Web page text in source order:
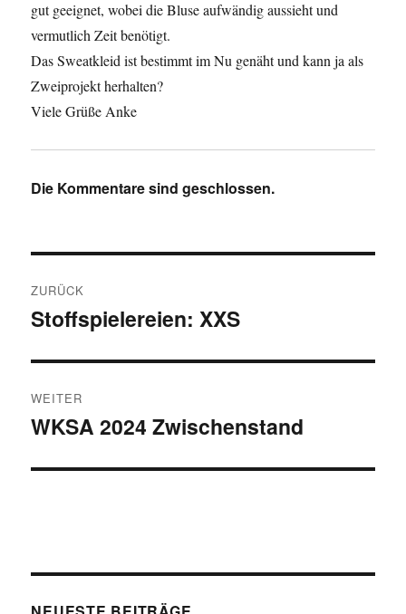
gut geeignet, wobei die Bluse aufwändig aussieht und
vermutlich Zeit benötigt.
Das Sweatkleid ist bestimmt im Nu genäht und kann ja als
Zweiprojekt herhalten?
Viele Grüße Anke
Die Kommentare sind geschlossen.
ZURÜCK
Vorheriger
Stoffspielereien: XXS
WEITER
Nächster
WKSA 2024 Zwischenstand